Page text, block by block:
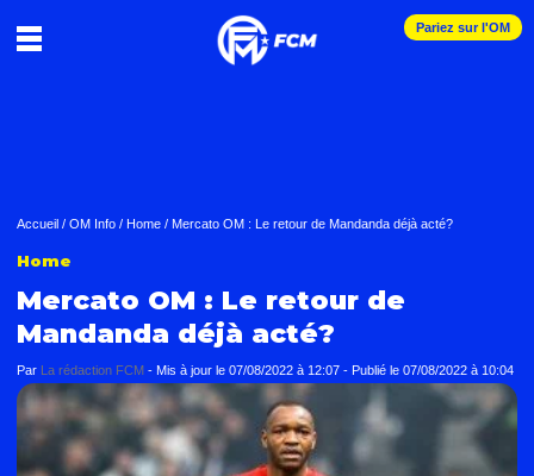
Pariez sur l'OM
Accueil / OM Info / Home / Mercato OM : Le retour de Mandanda déjà acté?
Home
Mercato OM : Le retour de
Mandanda déjà acté?
Par La rédaction FCM - Mis à jour le 07/08/2022 à 12:07 - Publié le 07/08/2022 à 10:04